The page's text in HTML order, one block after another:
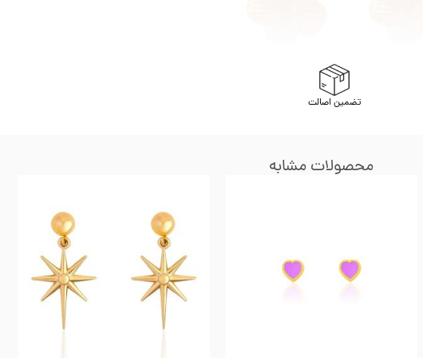
تضمین اصالت
محصولات مشابه